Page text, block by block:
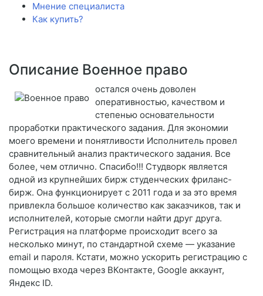
Мнение специалиста
Как купить?
Описание Военное право
остался очень доволен
оперативностью, качеством и
степенью основательности
проработки практического задания. Для экономии
моего времени и понятливости Исполнитель провел
сравнительный анализ практического задания. Все
более, чем отлично. Спасибо!!! Студворк является
одной из крупнейших бирж студенческих фриланс-
бирж. Она функционирует с 2011 года и за это время
привлекла большое количество как заказчиков, так и
исполнителей, которые смогли найти друг друга.
Регистрация на платформе происходит всего за
несколько минут, по стандартной схеме — указание
email и пароля. Кстати, можно ускорить регистрацию с
помощью входа через ВКонтакте, Google аккаунт,
Яндекс ID.